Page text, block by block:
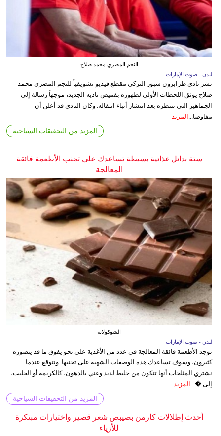
النجم المصري محمد صلاح
لندن - صوت الإمارات
نشر نادي طرابزون سبور التركي مقطع فيديو تشويقياً للنجم المصري محمد
صلاح يوثق اللحظات الأولى لظهوره بقميص ناديه الجديد، موجهاً رسالة إلى
الجماهير التي تنتظره بعد انتشار أنباء انتقاله. وكان النادي قد أعلن أن
مفاوضا... المزيد
المزيد من التحقيقات السياحية
ستة بدائل غذائية بسيطة تساعدك على تجنب الأطعمة فائقة
المعالجة
الشوكولاتة
لندن - صوت الإمارات
توجد الأطعمة فائقة المعالجة في عدد من الأغذية على نحو يفوق ما قد يتصوره
كثيرون، وسوف تساعدك هذه الوصفات الشهية على تجنبها. ونتوقع عندما
نشتري المثلجات أنها تتكون من خليط لذيذ وغني بالدهون، كالكريمة أو الحليب،
إلى �... المزيد
المزيد من التحقيقات السياحية
أحدث إطلالات كارمن بصيبص شعر قصير واختيارات مبتكرة
للأزياء